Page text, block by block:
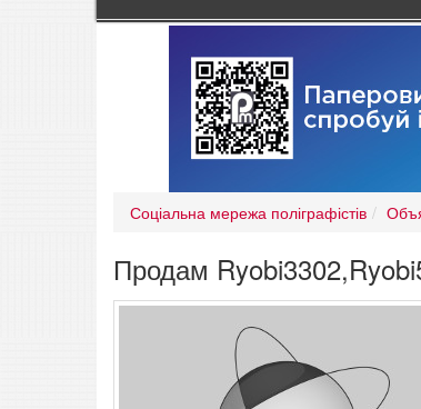
Соціальна мережа поліграфістів
Продам